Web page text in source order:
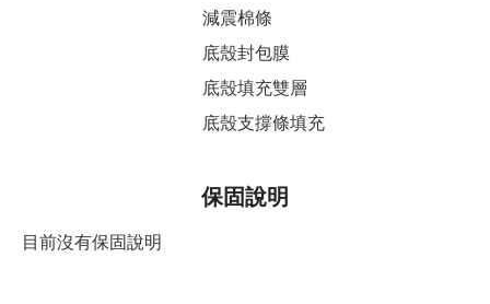
減震棉條
底殼封包膜
底殼填充雙層
底殼支撐條填充
保固說明
目前沒有保固說明